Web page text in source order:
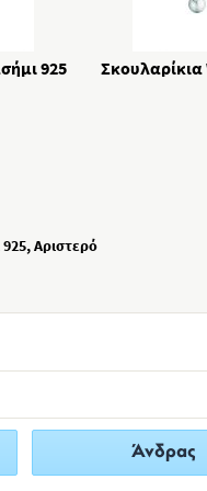
925 Σκουλαρίκια
Αριστερό
Άνδρας